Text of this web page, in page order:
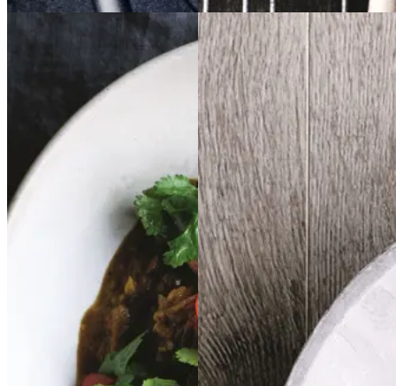
Indisk
butter
chicken
chicken
Gem opskrift
BøfBøf ragoutragout
stroganoffstroganoff
Gem opskrift
Aftensmad
Fransk mad